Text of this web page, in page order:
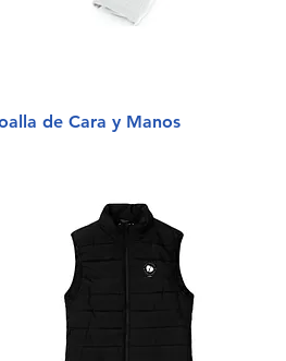
de Cara y Manos